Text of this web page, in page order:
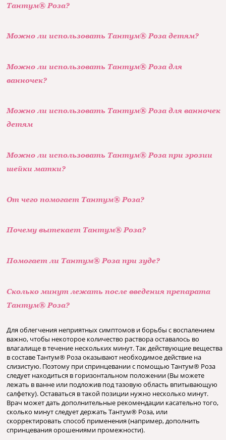
Тантум® Роза?
Можно ли использовать Тантум® Роза детям?
Можно ли использовать Тантум® Роза для
ванночек?
Можно ли использовать Тантум® Роза для ванночек
детям
Можно ли использовать Тантум® Роза при эрозии
шейки матки?
От чего помогает Тантум® Роза?
Почему вытекает Тантум® Роза?
Помогает ли Тантум® Роза при зуде?
Сколько минут лежать после введения препарата
Тантум® Роза?
Для облегчения неприятных симптомов и борьбы с воспалением
важно, чтобы некоторое количество раствора оставалось во
влагалище в течение нескольких минут. Так действующие вещества
в составе Тантум® Роза оказывают необходимое действие на
слизистую. Поэтому при спринцевании с помощью Тантум® Роза
следует находиться в горизонтальном положении (Вы можете
лежать в ванне или подложив под тазовую область впитывающую
салфетку). Оставаться в такой позиции нужно несколько минут.
Врач может дать дополнительные рекомендации касательно того,
сколько минут следует держать Тантум® Роза, или
скорректировать способ применения (например, дополнить
спринцевания орошениями промежности).